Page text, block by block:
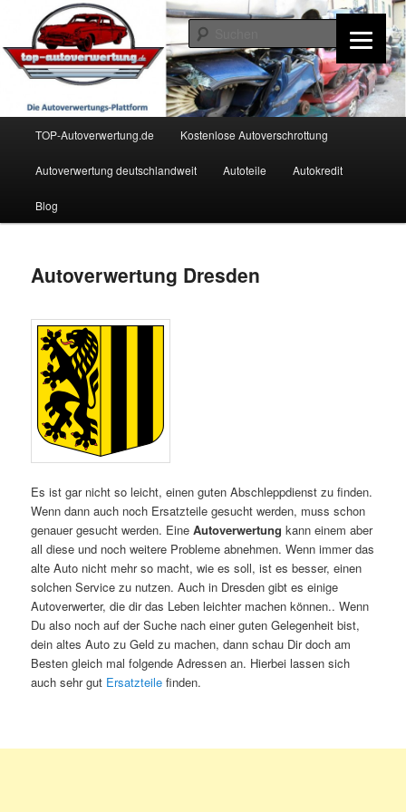
wechseln
TOP-Autoverwertung.de
TOP-Autoverwertung.de Kostenlose Autoverschrottung
Autoverwertung deutschlandweit Autoteile Autokredit
Blog
Autoverwertung Dresden
Es ist gar nicht so leicht, einen guten Abschleppdienst zu finden.
Wenn dann auch noch Ersatzteile gesucht werden, muss schon
genauer gesucht werden. EineAutoverwertung kann einem aber
all diese und noch weitere Probleme abnehmen. Wenn immer das
alte Auto nicht mehr so macht, wie es soll, ist es besser, einen
solchen Service zu nutzen. Auch in Dresden gibt es einige
Autoverwerter, die dir das Leben leichter machen können.. Wenn
Du also noch auf der Suche nach einer guten Gelegenheit bist,
dein altes Auto zu Geld zu machen, dann schau Dir doch am
Besten gleich mal folgende Adressen an. Hierbei lassen sich
auch sehr gut Ersatzteile finden.